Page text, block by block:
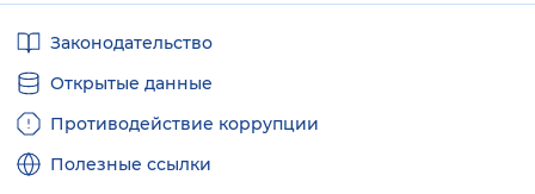
ссылкиЗаконодательство
Открытые данные
Противодействие коррупции
Полезные ссылки